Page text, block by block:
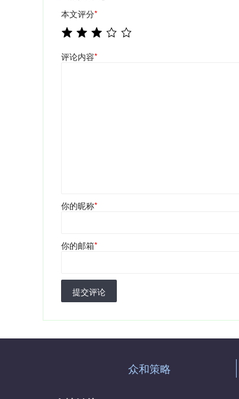
本文评分*
评论内容*
你的昵称*
你的邮箱*
提交评论
众和策略